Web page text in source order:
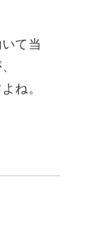
て当
ね。